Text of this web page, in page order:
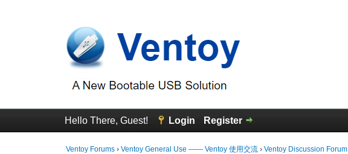
Hello There, Guest! Login Register
Ventoy Forums ›Ventoy General Use —— Ventoy 使用交流 ›Ventoy Discussion Forum